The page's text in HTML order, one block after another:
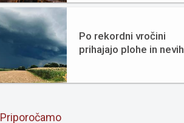
Po rekordni vročini
prihajajo plohe in
Priporočamo